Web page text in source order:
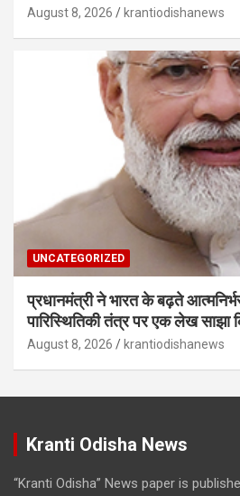
August 8, 2026 krantiodishanews
UNCATEGORIZED
प्रधानमंत्री ने भारत के बढ़ते
पारिस्थितिकी तंत्र पर एक लेख साझा
August 8, 2026 krantiodishanews
Kranti Odisha News
“Kranti Odisha” News paper is